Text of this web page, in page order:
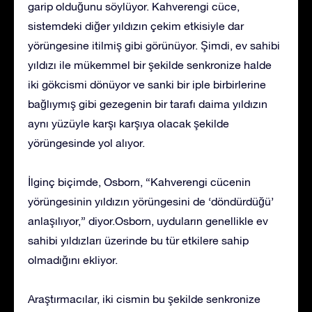
garip olduğunu söylüyor. Kahverengi cüce,
sistemdeki diğer yıldızın çekim etkisiyle dar
yörüngesine itilmiş gibi görünüyor. Şimdi, ev sahibi
yıldızı ile mükemmel bir şekilde senkronize halde
iki gökcismi dönüyor ve sanki bir iple birbirlerine
bağlıymış gibi gezegenin bir tarafı daima yıldızın
aynı yüzüyle karşı karşıya olacak şekilde
yörüngesinde yol alıyor.
İlginç biçimde, Osborn, “Kahverengi cücenin
yörüngesinin yıldızın yörüngesini de ‘döndürdüğü’
anlaşılıyor,” diyor.Osborn, uyduların genellikle ev
sahibi yıldızları üzerinde bu tür etkilere sahip
olmadığını ekliyor.
Araştırmacılar, iki cismin bu şekilde senkronize